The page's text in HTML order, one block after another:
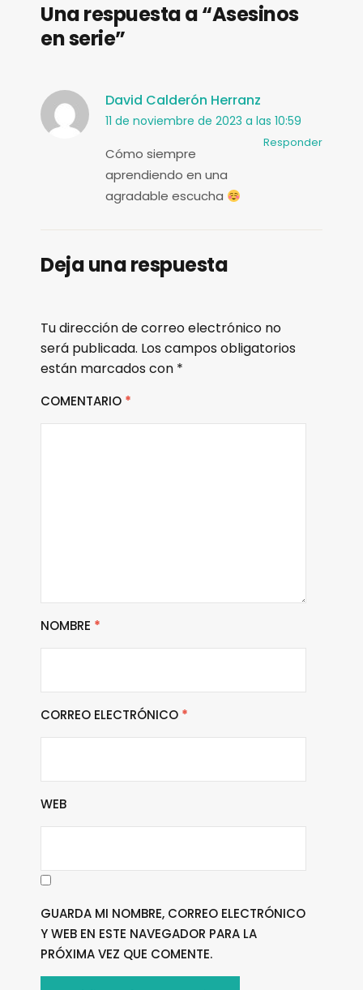
Una respuesta a “Asesinos
en serie”
David Calderón Herranz
11 de noviembre de 2023 a las 10:59
Responder
Cómo siempre
aprendiendo en una
agradable escucha
Deja una respuesta
Tu dirección de correo electrónico no
será publicada. Los campos obligatorios
están marcados con *
COMENTARIO *
NOMBRE *
CORREO ELECTRÓNICO *
WEB
GUARDA MI NOMBRE, CORREO ELECTRÓNICO
Y WEB EN ESTE NAVEGADOR PARA LA
PRÓXIMA VEZ QUE COMENTE.